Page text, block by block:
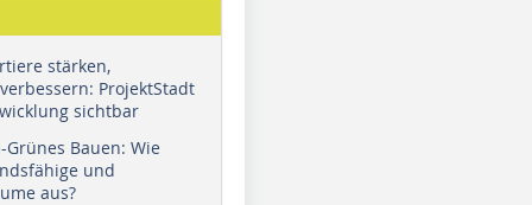
stärken,
ProjektStadt
sichtbar
Grünes Bauen: Wie
und
aus?